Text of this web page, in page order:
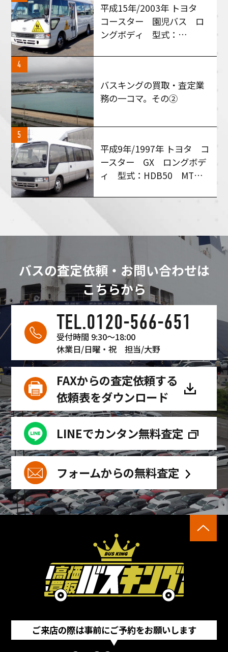
平成15年/2003年 トヨタ
コースター 園児バス ロ
ングボディ 型式：
せて頂きました！
4
バスキングの買取・査定業
務の一コマ。その②
5
平成9年/1997年 トヨタ コ
ースター GX ロングボデ
ィ 型式：HDB50 MT６
した！
バスの査定依頼・お問い合わせは
こちらから
TEL.0120-566-651
受付時間 9:30〜18:00
休業日/日曜・祝 担当/大野
FAXからの査定依頼する
依頼表をダウンロード
LINEでカンタン無料査定
フォームからの無料査定
ご来店の際は事前にご予約をお願いします